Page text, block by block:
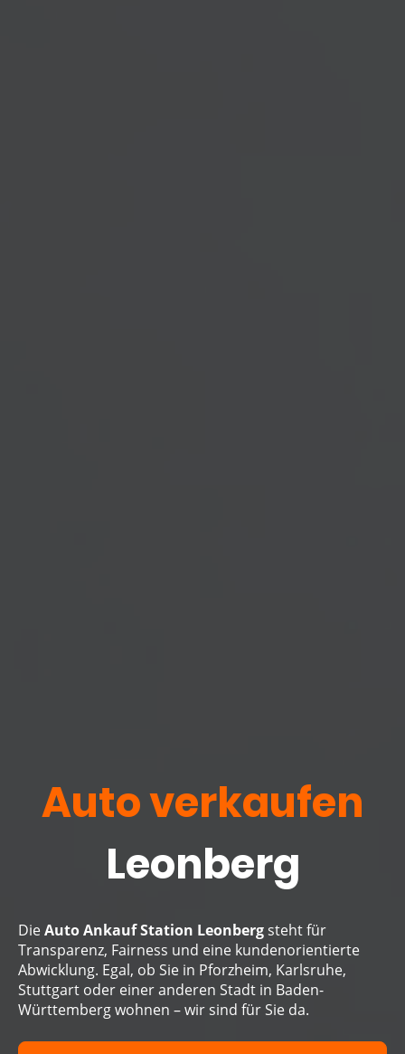
Auto verkaufen
Leonberg
DieAuto Ankauf Station Leonbergsteht für
Transparenz, Fairness und eine kundenorientierte
Abwicklung. Egal, ob Sie in Pforzheim, Karlsruhe,
Stuttgart oder einer anderen Stadt in Baden-
Württemberg wohnen – wir sind für Sie da.